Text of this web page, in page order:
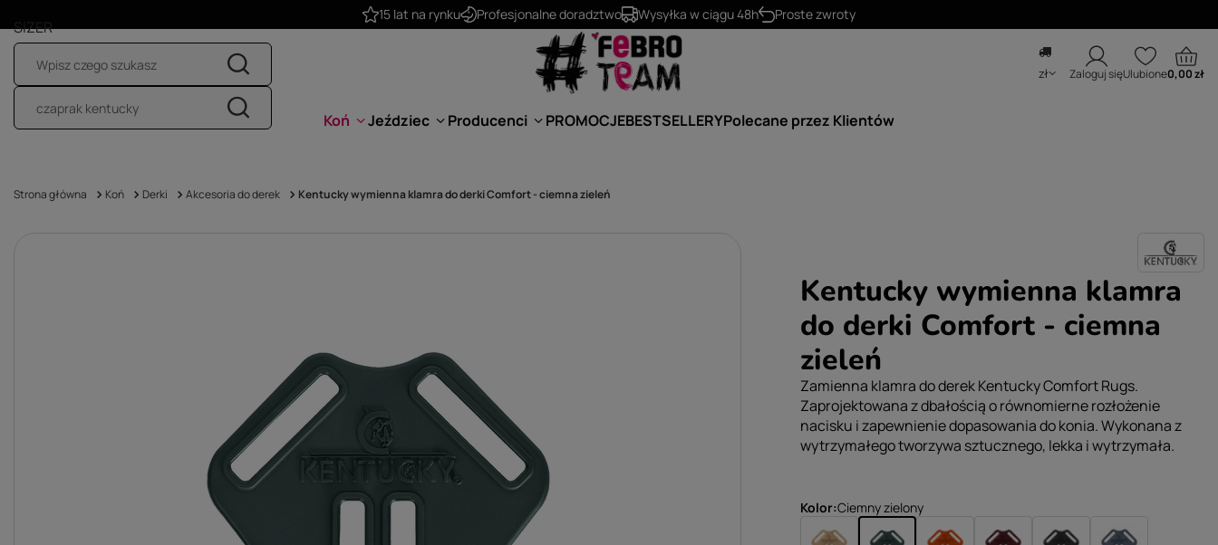
530 624 234 kontakt@febro.pl
zł Zaloguj sięUlubione0,00 zł
Koń Jeździec Producenci PROMOCJEBESTSELLERYPolecane przez Klientów
Strona główna Koń Derki Akcesoria do derek Kentucky wymienna klamra do derki Comfort - ciemna zieleń
Kentucky wymienna klamra
do derki Comfort - ciemna
zieleń
Zamienna klamra do derek Kentucky Comfort Rugs.
Zaprojektowana z dbałością o równomierne rozłożenie
nacisku i zapewnienie dopasowania do konia. Wykonana z
wytrzymałego tworzywa sztucznego, lekka i wytrzymała.
Kolor Ciemny zielony
SIZER